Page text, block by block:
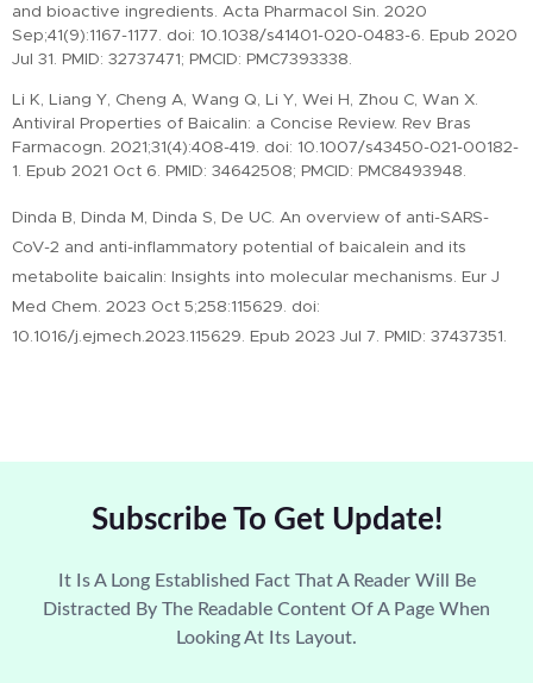
and bioactive ingredients. Acta Pharmacol Sin. 2020
Sep;41(9):1167-1177. doi: 10.1038/s41401-020-0483-6. Epub 2020
Jul 31. PMID: 32737471; PMCID: PMC7393338.
Li K, Liang Y, Cheng A, Wang Q, Li Y, Wei H, Zhou C, Wan X.
Antiviral Properties of Baicalin: a Concise Review. Rev Bras
Farmacogn. 2021;31(4):408-419. doi: 10.1007/s43450-021-00182-
1. Epub 2021 Oct 6. PMID: 34642508; PMCID: PMC8493948.
Dinda B, Dinda M, Dinda S, De UC. An overview of anti-SARS-
CoV-2 and anti-inflammatory potential of baicalein and its
metabolite baicalin: Insights into molecular mechanisms. Eur J
Med Chem. 2023 Oct 5;258:115629. doi:
10.1016/j.ejmech.2023.115629. Epub 2023 Jul 7. PMID: 37437351.
Subscribe To Get Update!
It Is A Long Established Fact That A Reader Will Be
Distracted By The Readable Content Of A Page When
Looking At Its Layout.